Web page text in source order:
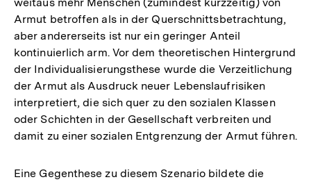
Armut betroffen als in der Querschnittsbetrachtung,
aber andererseits ist nur ein geringer Anteil
kontinuierlich arm. Vor dem theoretischen Hintergrund
der Individualisierungsthese wurde die Verzeitlichung
der Armut als Ausdruck neuer Lebenslaufrisiken
interpretiert, die sich quer zu den sozialen Klassen
oder Schichten in der Gesellschaft verbreiten und
damit zu einer sozialen Entgrenzung der Armut führen.
Eine Gegenthese zu diesem Szenario bildete die